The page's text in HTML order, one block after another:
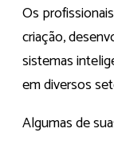
Os
criação,
sistemas
em diversos
Algumas de